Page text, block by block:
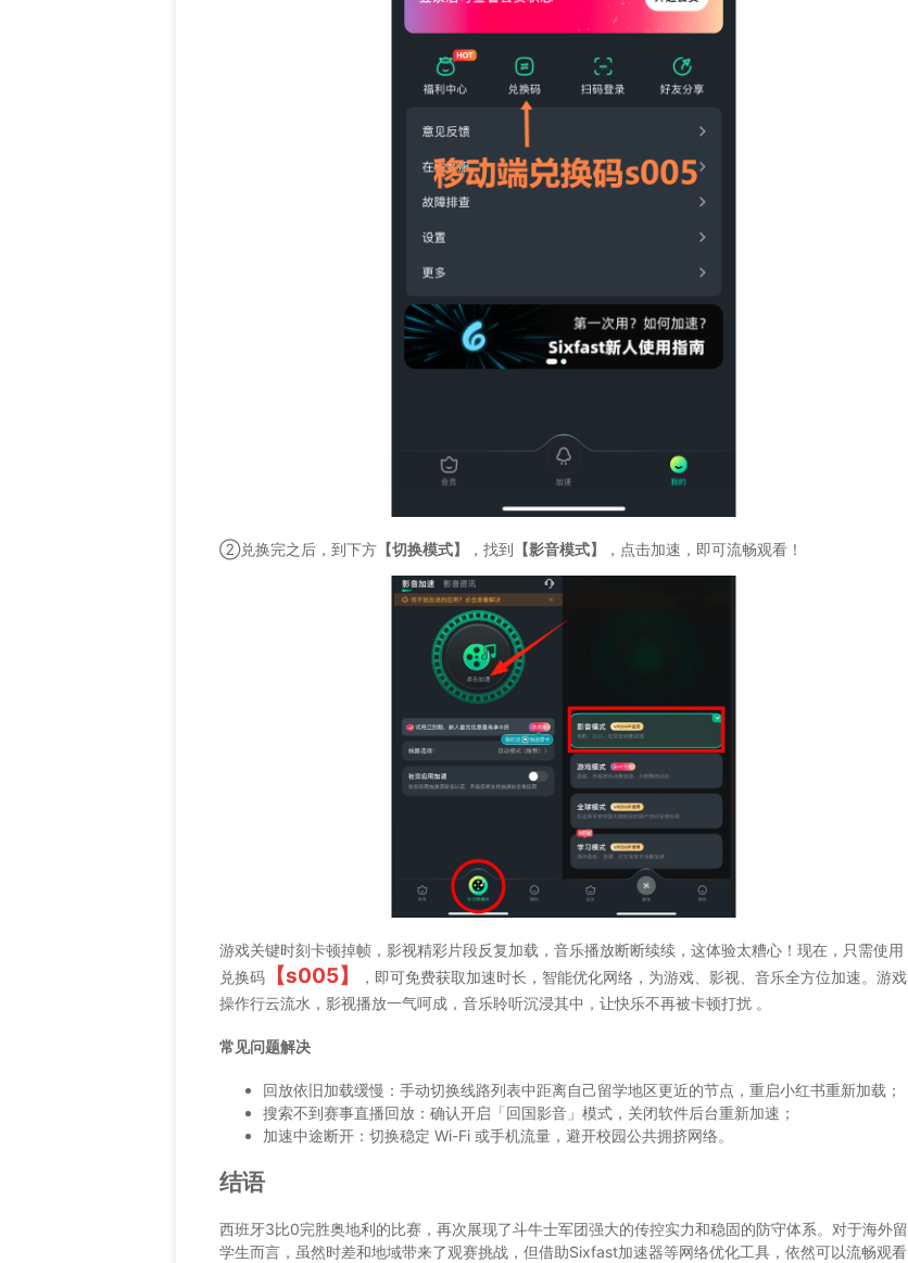
②兑换完之后，到下方 【切换模式】 ，找到 【影音模式】 ，点击加速，即可流畅观看！
游戏关键时刻卡顿掉帧，影视精彩片段反复加载，音乐播放断断续续，这体验太糟心！现在，只需使用
兑换码
【s005】
，即可免费获取加速时长，智能优化网络，为游戏、影视、音乐全方位加速。游戏
操作行云流水，影视播放一气呵成，音乐聆听沉浸其中，让快乐不再被卡顿打扰 。
常见问题解决
回放依旧加载缓慢：手动切换线路列表中距离自己留学地区更近的节点，重启小红书重新加载；
搜索不到赛事直播回放：确认开启「回国影音」模式，关闭软件后台重新加速；
加速中途断开：切换稳定 Wi-Fi 或手机流量，避开校园公共拥挤网络。
结语
西班牙3比0完胜奥地利的比赛，再次展现了斗牛士军团强大的传控实力和稳固的防守体系。对于海外留
学生而言，虽然时差和地域带来了观赛挑战，但借助Sixfast加速器等网络优化工具，依然可以流畅观看